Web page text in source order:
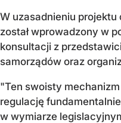
W uzasadnieniu
został wprowadzony w
konsultacji z
samorządów oraz
"Ten swoisty
regulację
w wymiarze